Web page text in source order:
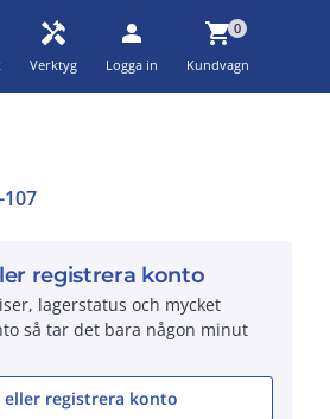
handyman
Verktyg
person
Logga in
shopping_cart0
Kundvagn
107
registrera konto
lagerstatus och mycket
så tar det bara någon minut
eller registrera konto